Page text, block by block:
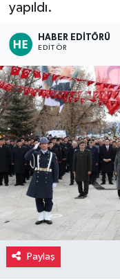
yapıldı.
HABER EDITÖRÜ
EDITÖR
Paylaş